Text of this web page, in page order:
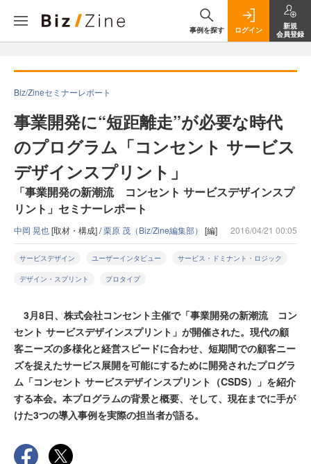
事例を探す ログイン
新規
会員登録
Biz/Zineセミナーレポート
事業開発に“短距離走”が必要な時代
のプログラム「コンセント サービス
デザインスプリント」
「事業開発の新潮流 コンセント サービスデザインスプ
リント」セミナーレポート
中岡 晃也[取材・構成] /栗原 茂（Biz/Zine編集部） [編] 2016/04/21 00:05
サービスデザイン ユーザーインタビュー サービス・ドミナント・ロジック
デザイン・スプリント プロタイプ
3月8日、株式会社コンセント主催で「事業開発の新潮流 コン
セント サービスデザインスプリント」が開催された。現代の顧
客ニーズの多様化と経営スピードに合わせ、短期間での顧客ニー
ズを捉えたサービス展開を可能にするために開発されたプログラ
ム「コンセント サービスデザインスプリント（CSDS）」を紹介
する本会。本プログラムの背景と概要、そして、現在までに手が
けた3つの導入事例を実際の担当者が語る。